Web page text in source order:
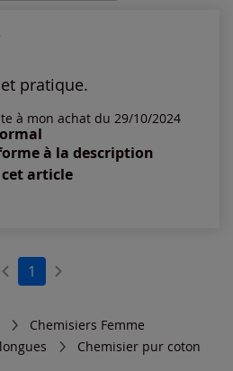
pratique.
à mon achat du 29/10/2024
à la description
cet article
1
Chemisiers Femme
Chemisier pur coton